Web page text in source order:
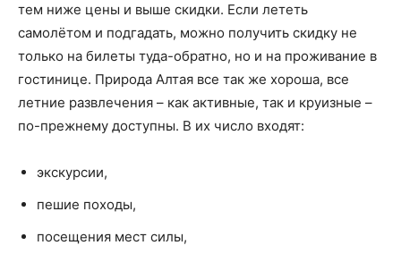
тем ниже цены и выше скидки. Если лететь
самолётом и подгадать, можно получить скидку не
только на билеты туда-обратно, но и на проживание в
гостинице. Природа Алтая все так же хороша, все
летние развлечения – как активные, так и круизные –
по-прежнему доступны. В их число входят:
экскурсии,
пешие походы,
посещения мест силы,